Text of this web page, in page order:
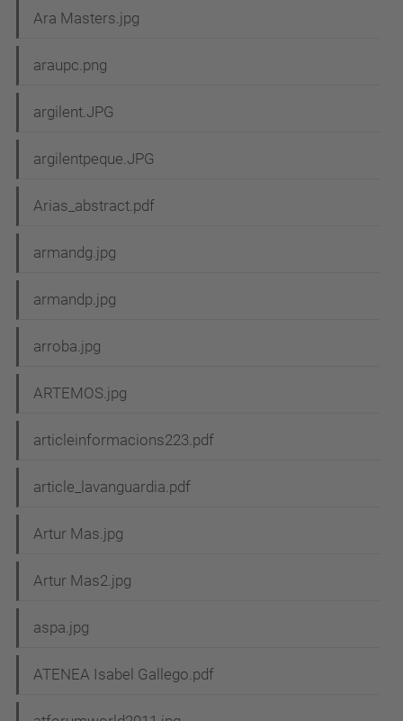
Ara Masters.jpg
araupc.png
argilent.JPG
argilentpeque.JPG
Arias_abstract.pdf
armandg.jpg
armandp.jpg
arroba.jpg
ARTEMOS.jpg
articleinformacions223.pdf
article_lavanguardia.pdf
Artur Mas.jpg
Artur Mas2.jpg
aspa.jpg
ATENEA Isabel Gallego.pdf